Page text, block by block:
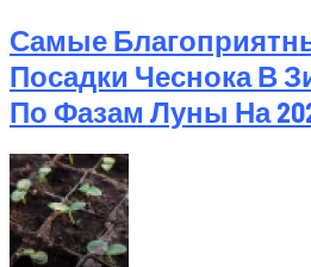
Самые
Посадки Чеснока В
По Фазам Луны На